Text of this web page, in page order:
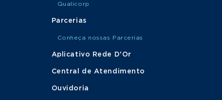
Qualicorp
Parcerias
Conheça nossas Parcerias
Aplicativo Rede D'Or
Central de Atendimento
Ouvidoria